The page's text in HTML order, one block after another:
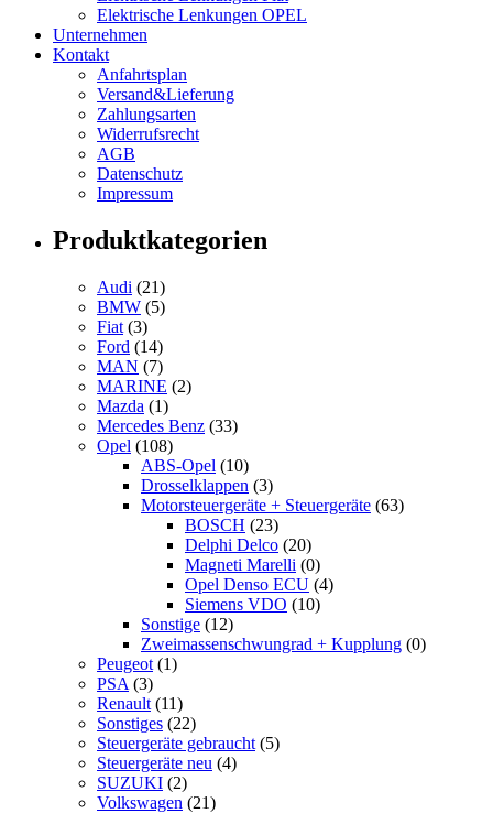
Elektrische Lenkungen OPEL
Unternehmen
Kontakt
Anfahrtsplan
Versand&Lieferung
Zahlungsarten
Widerrufsrecht
AGB
Datenschutz
Impressum
Produktkategorien
Audi (21)
BMW (5)
Fiat (3)
Ford (14)
MAN (7)
MARINE (2)
Mazda (1)
Mercedes Benz (33)
Opel (108)
ABS-Opel (10)
Drosselklappen (3)
Motorsteuergeräte + Steuergeräte (63)
BOSCH (23)
Delphi Delco (20)
Magneti Marelli (0)
Opel Denso ECU (4)
Siemens VDO (10)
Sonstige (12)
Zweimassenschwungrad + Kupplung (0)
Peugeot (1)
PSA (3)
Renault (11)
Sonstiges (22)
Steuergeräte gebraucht (5)
Steuergeräte neu (4)
SUZUKI (2)
Volkswagen (21)